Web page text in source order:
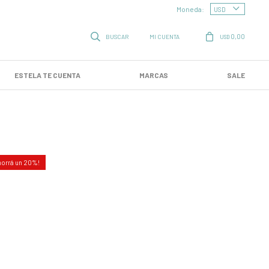
ESTELA TE CUENTA MARCAS SALE
USD 0,00
Moneda:
20